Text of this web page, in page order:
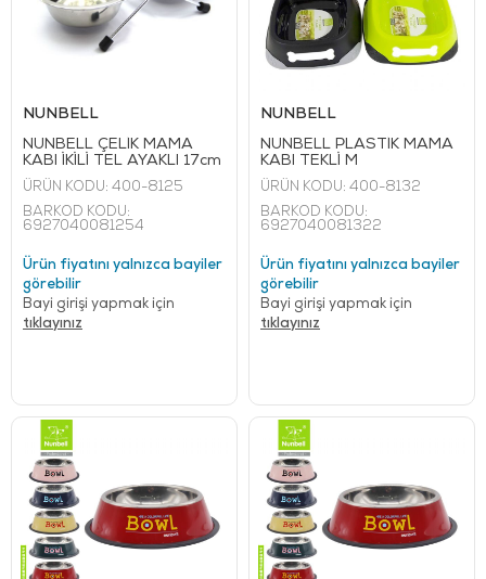
NUNBELL
NUNBELL ÇELİK MAMA
KABI İKİLİ TEL AYAKLI 17cm
ÜRÜN KODU: 400-8125
BARKOD KODU:
6927040081254
Ürün fiyatını yalnızca bayiler
görebilir
Bayi girişi yapmak için
tıklayınız
NUNBELL
NUNBELL PLASTİK MAMA
KABI TEKLİ M
ÜRÜN KODU: 400-8132
BARKOD KODU:
6927040081322
Ürün fiyatını yalnızca bayiler
görebilir
Bayi girişi yapmak için
tıklayınız